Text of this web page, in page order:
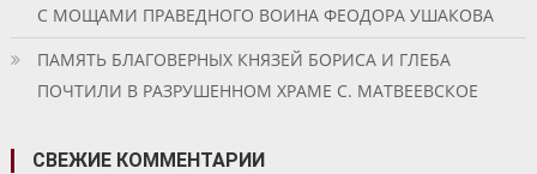
С МОЩАМИ ПРАВЕДНОГО ВОИНА ФЕОДОРА УШАКОВА
ПАМЯТЬ БЛАГОВЕРНЫХ КНЯЗЕЙ БОРИСА И ГЛЕБА
ПОЧТИЛИ В РАЗРУШЕННОМ ХРАМЕ С. МАТВЕЕВСКОЕ
СВЕЖИЕ КОММЕНТАРИИ